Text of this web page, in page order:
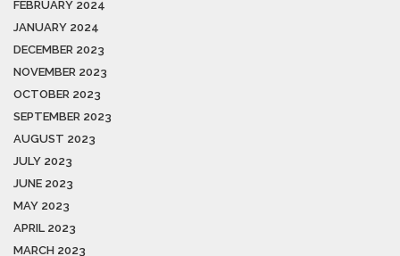
FEBRUARY 2024
JANUARY 2024
DECEMBER 2023
NOVEMBER 2023
OCTOBER 2023
SEPTEMBER 2023
AUGUST 2023
JULY 2023
JUNE 2023
MAY 2023
APRIL 2023
MARCH 2023